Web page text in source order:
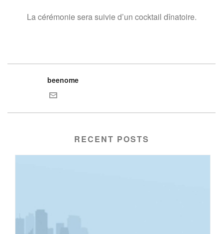
La cérémonie sera suivie d’un cocktail dînatoire.
beenome
RECENT POSTS